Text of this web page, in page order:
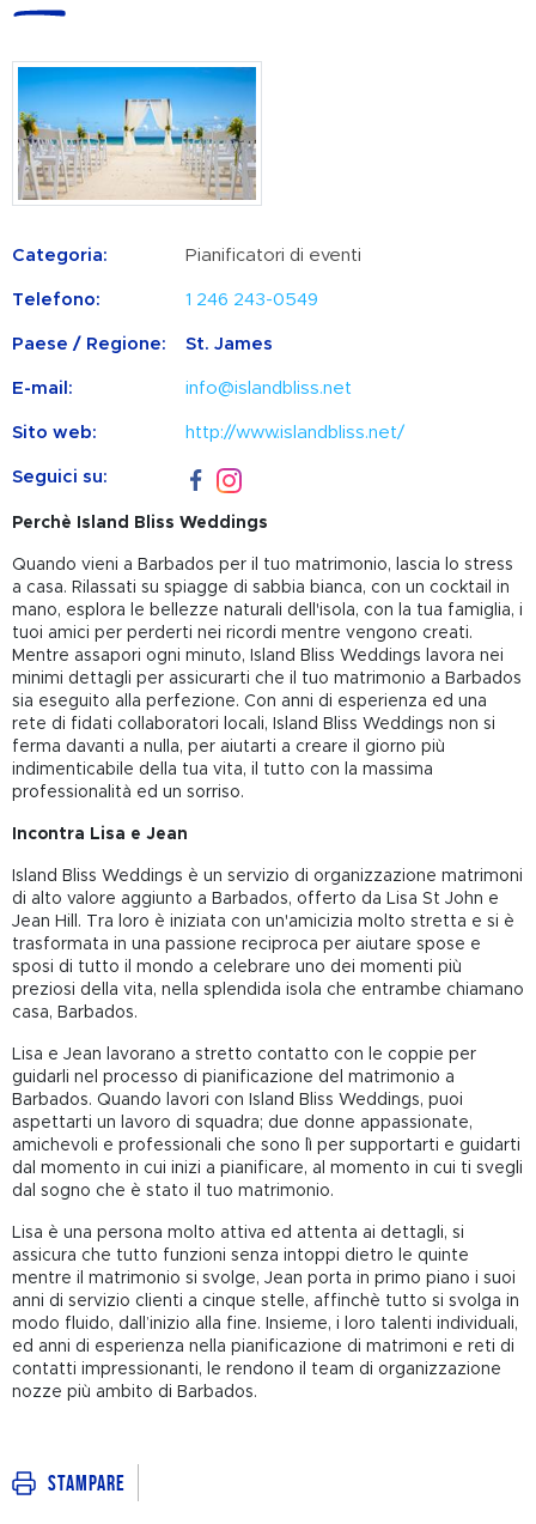
Categoria: Pianificatori di eventi
Telefono: 1 246 243-0549
Paese / Regione: St. James
E-mail: info@islandbliss.net
Sito web: http://www.islandbliss.net/
Seguici su:
Perchè Island Bliss Weddings
Quando vieni a Barbados per il tuo matrimonio, lascia lo stress
a casa. Rilassati su spiagge di sabbia bianca, con un cocktail in
mano, esplora le bellezze naturali dell'isola, con la tua famiglia, i
tuoi amici per perderti nei ricordi mentre vengono creati.
Mentre assapori ogni minuto, Island Bliss Weddings lavora nei
minimi dettagli per assicurarti che il tuo matrimonio a Barbados
sia eseguito alla perfezione. Con anni di esperienza ed una
rete di fidati collaboratori locali, Island Bliss Weddings non si
ferma davanti a nulla, per aiutarti a creare il giorno più
indimenticabile della tua vita, il tutto con la massima
professionalità ed un sorriso.
Incontra Lisa e Jean
Island Bliss Weddings è un servizio di organizzazione matrimoni
di alto valore aggiunto a Barbados, offerto da Lisa St John e
Jean Hill. Tra loro è iniziata con un'amicizia molto stretta e si è
trasformata in una passione reciproca per aiutare spose e
sposi di tutto il mondo a celebrare uno dei momenti più
preziosi della vita, nella splendida isola che entrambe chiamano
casa, Barbados.
Lisa e Jean lavorano a stretto contatto con le coppie per
guidarli nel processo di pianificazione del matrimonio a
Barbados. Quando lavori con Island Bliss Weddings, puoi
aspettarti un lavoro di squadra; due donne appassionate,
amichevoli e professionali che sono lì per supportarti e guidarti
dal momento in cui inizi a pianificare, al momento in cui ti svegli
dal sogno che è stato il tuo matrimonio.
Lisa è una persona molto attiva ed attenta ai dettagli, si
assicura che tutto funzioni senza intoppi dietro le quinte
mentre il matrimonio si svolge, Jean porta in primo piano i suoi
anni di servizio clienti a cinque stelle, affinchè tutto si svolga in
modo fluido, dall’inizio alla fine. Insieme, i loro talenti individuali,
ed anni di esperienza nella pianificazione di matrimoni e reti di
contatti impressionanti, le rendono il team di organizzazione
nozze più ambito di Barbados.
Stampare